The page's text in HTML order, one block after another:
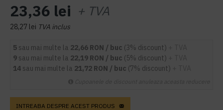
23,36 lei + TVA
28,27 lei TVA inclus
5 sau mai multe la 22,66 RON / buc (3% discount)
9 sau mai multe la 22,19 RON / buc (5% discount)
14 sau mai multe la 21,72 RON / buc (7% discount)
INTREABA DESPRE ACEST PRODUS